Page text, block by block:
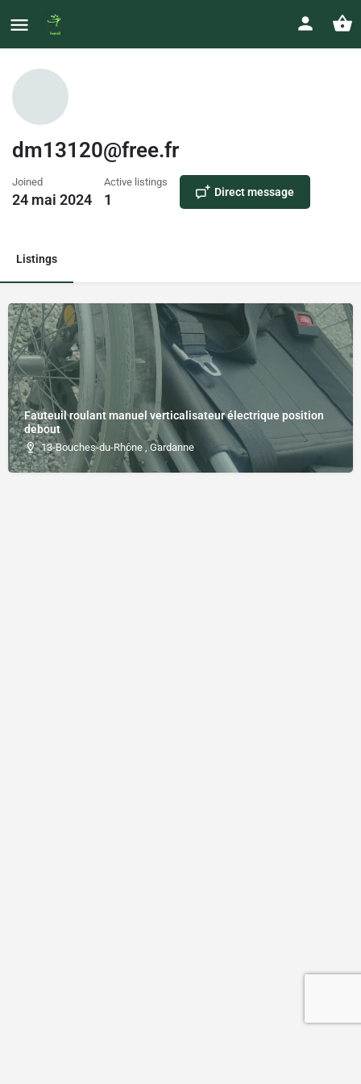
dm13120@free.fr
Joined
24 mai 2024
Active listings
1 Direct message
Listings
Fauteuil roulant manuel verticalisateur électrique position
debout
13-Bouches-du-Rhône , Gardanne